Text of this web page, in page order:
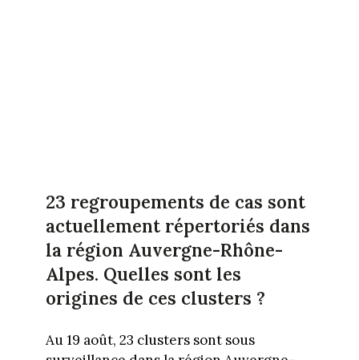
23 regroupements de cas sont
actuellement répertoriés dans
la région Auvergne-Rhône-
Alpes. Quelles sont les
origines de ces clusters ?
Au 19 août, 23 clusters sont sous